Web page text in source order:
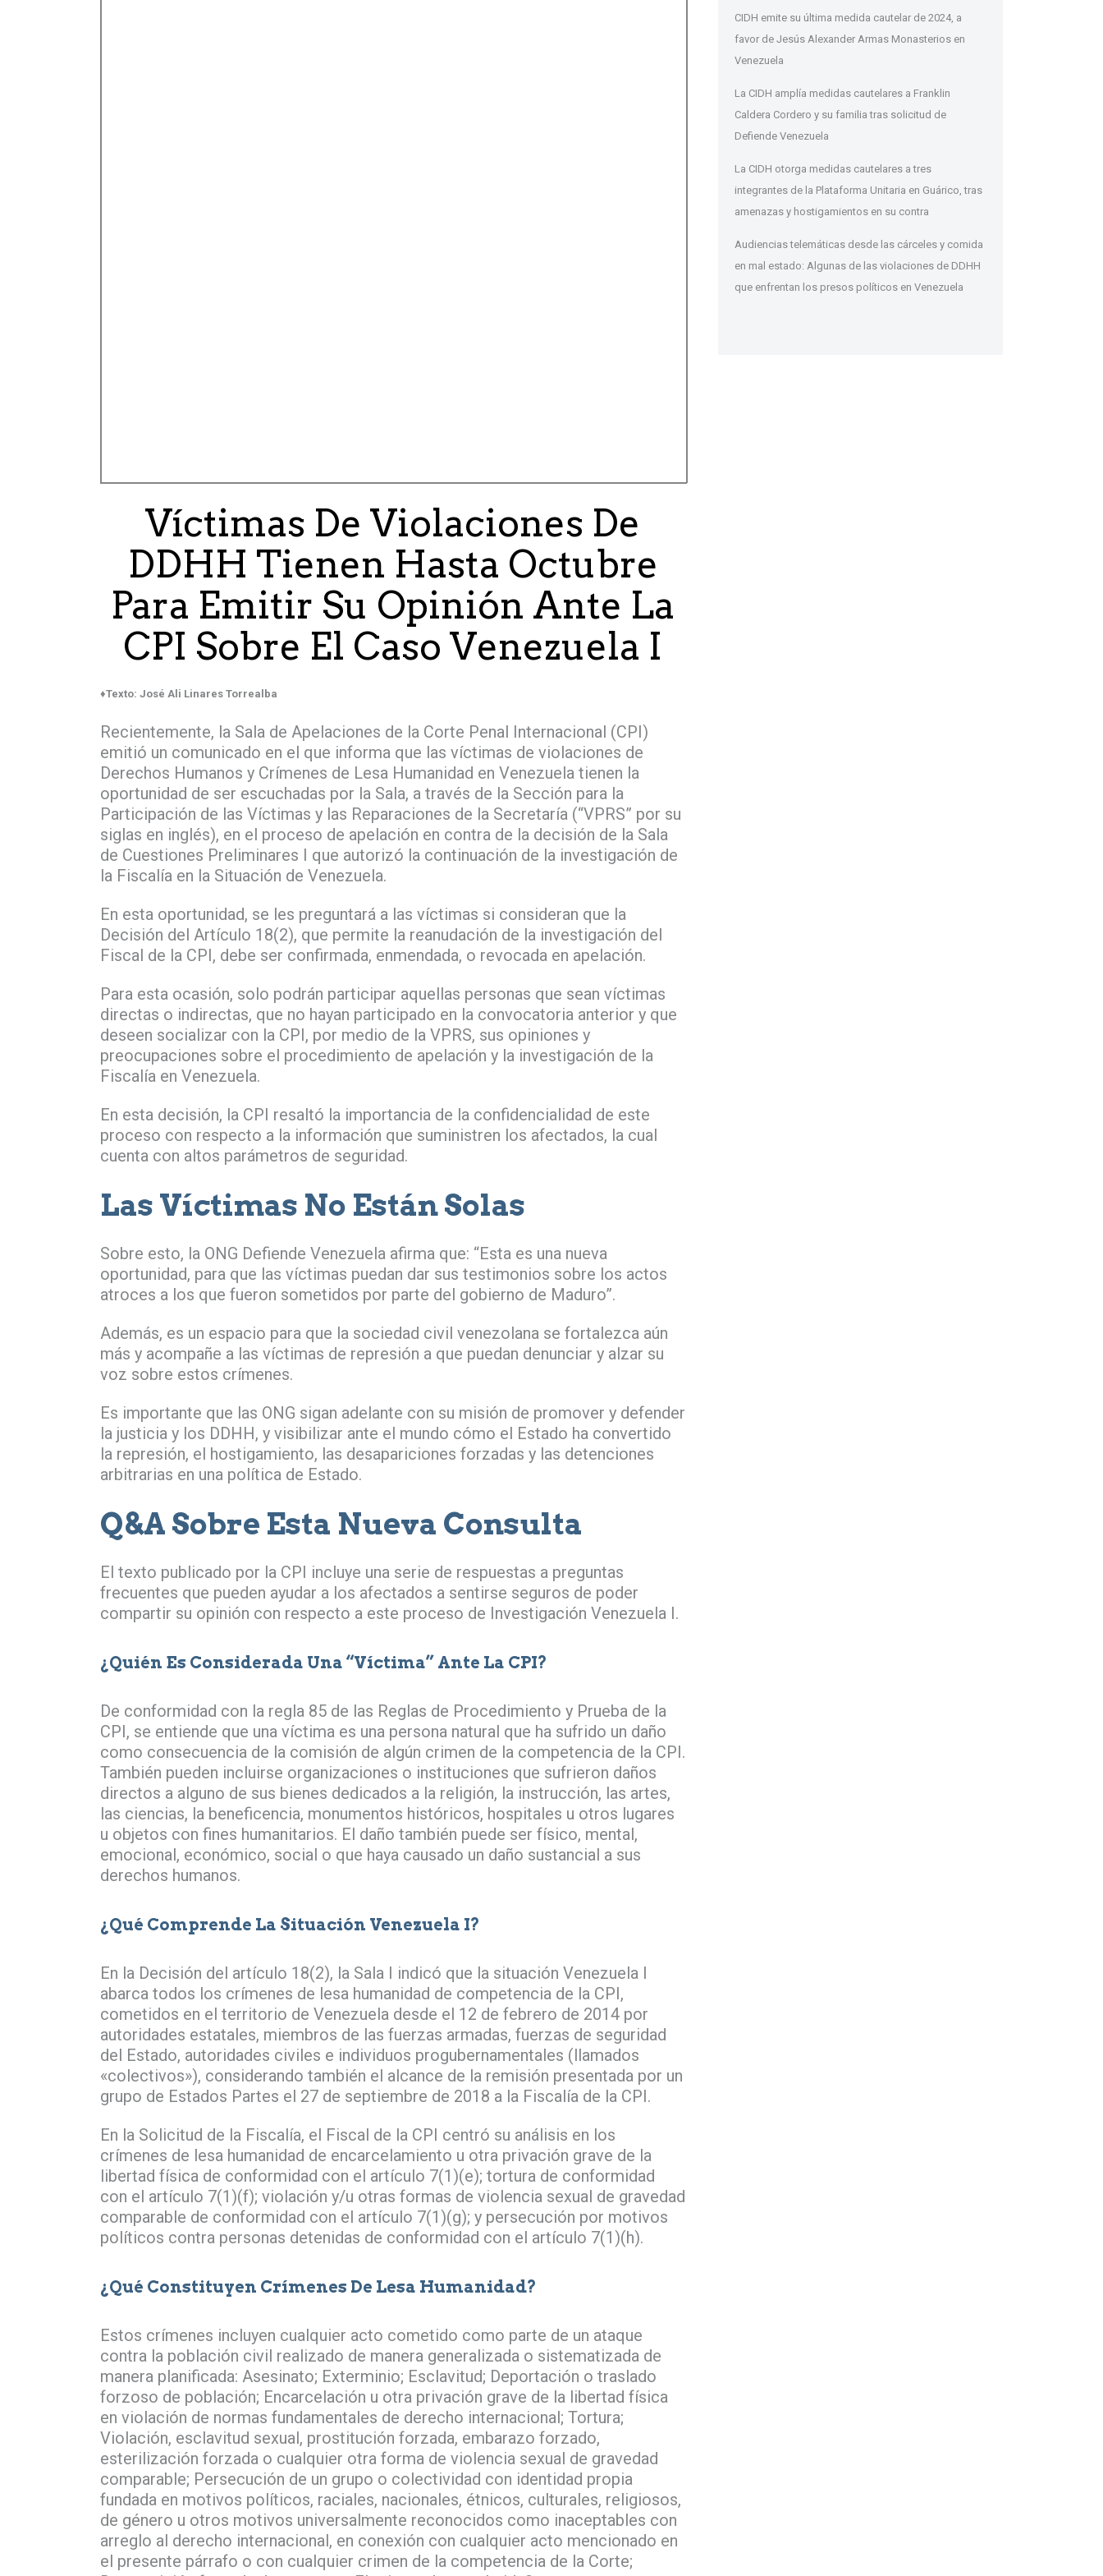
Víctimas De Violaciones De
DDHH Tienen Hasta Octubre
Para Emitir Su Opinión Ante La
CPI Sobre El Caso Venezuela I
♦Texto: José Ali Linares Torrealba
Recientemente, la Sala de Apelaciones de la Corte Penal Internacional (CPI)
emitió un comunicado en el que informa que las víctimas de violaciones de
Derechos Humanos y Crímenes de Lesa Humanidad en Venezuela tienen la
oportunidad de ser escuchadas por la Sala, a través de la Sección para la
Participación de las Víctimas y las Reparaciones de la Secretaría (“VPRS” por su
siglas en inglés), en el proceso de apelación en contra de la decisión de la Sala
de Cuestiones Preliminares I que autorizó la continuación de la investigación de
la Fiscalía en la Situación de Venezuela.
En esta oportunidad, se les preguntará a las víctimas si consideran que la
Decisión del Artículo 18(2), que permite la reanudación de la investigación del
Fiscal de la CPI, debe ser confirmada, enmendada, o revocada en apelación.
Para esta ocasión, solo podrán participar aquellas personas que sean víctimas
directas o indirectas, que no hayan participado en la convocatoria anterior y que
deseen socializar con la CPI, por medio de la VPRS, sus opiniones y
preocupaciones sobre el procedimiento de apelación y la investigación de la
Fiscalía en Venezuela.
En esta decisión, la CPI resaltó la importancia de la confidencialidad de este
proceso con respecto a la información que suministren los afectados, la cual
cuenta con altos parámetros de seguridad.
Las Víctimas No Están Solas
Sobre esto, la ONG Defiende Venezuela afirma que: “Esta es una nueva
oportunidad, para que las víctimas puedan dar sus testimonios sobre los actos
atroces a los que fueron sometidos por parte del gobierno de Maduro”.
Además, es un espacio para que la sociedad civil venezolana se fortalezca aún
más y acompañe a las víctimas de represión a que puedan denunciar y alzar su
voz sobre estos crímenes.
Es importante que las ONG sigan adelante con su misión de promover y defender
la justicia y los DDHH, y visibilizar ante el mundo cómo el Estado ha convertido
la represión, el hostigamiento, las desapariciones forzadas y las detenciones
arbitrarias en una política de Estado.
Q&A Sobre Esta Nueva Consulta
El texto publicado por la CPI incluye una serie de respuestas a preguntas
frecuentes que pueden ayudar a los afectados a sentirse seguros de poder
compartir su opinión con respecto a este proceso de Investigación Venezuela I.
¿Quién Es Considerada Una “víctima” Ante La CPI?
De conformidad con la regla 85 de las Reglas de Procedimiento y Prueba de la
CPI, se entiende que una víctima es una persona natural que ha sufrido un daño
como consecuencia de la comisión de algún crimen de la competencia de la CPI.
También pueden incluirse organizaciones o instituciones que sufrieron daños
directos a alguno de sus bienes dedicados a la religión, la instrucción, las artes,
las ciencias, la beneficencia, monumentos históricos, hospitales u otros lugares
u objetos con fines humanitarios. El daño también puede ser físico, mental,
emocional, económico, social o que haya causado un daño sustancial a sus
derechos humanos.
¿Qué Comprende La Situación Venezuela I?
En la Decisión del artículo 18(2), la Sala I indicó que la situación Venezuela I
abarca todos los crímenes de lesa humanidad de competencia de la CPI,
cometidos en el territorio de Venezuela desde el 12 de febrero de 2014 por
autoridades estatales, miembros de las fuerzas armadas, fuerzas de seguridad
del Estado, autoridades civiles e individuos progubernamentales (llamados
«colectivos»), considerando también el alcance de la remisión presentada por un
grupo de Estados Partes el 27 de septiembre de 2018 a la Fiscalía de la CPI.
En la Solicitud de la Fiscalía, el Fiscal de la CPI centró su análisis en los
crímenes de lesa humanidad de encarcelamiento u otra privación grave de la
libertad física de conformidad con el artículo 7(1)(e); tortura de conformidad
con el artículo 7(1)(f); violación y/u otras formas de violencia sexual de gravedad
comparable de conformidad con el artículo 7(1)(g); y persecución por motivos
políticos contra personas detenidas de conformidad con el artículo 7(1)(h).
¿Qué Constituyen Crímenes De Lesa Humanidad?
Estos crímenes incluyen cualquier acto cometido como parte de un ataque
contra la población civil realizado de manera generalizada o sistematizada de
manera planificada: Asesinato; Exterminio; Esclavitud; Deportación o traslado
forzoso de población; Encarcelación u otra privación grave de la libertad física
en violación de normas fundamentales de derecho internacional; Tortura;
Violación, esclavitud sexual, prostitución forzada, embarazo forzado,
esterilización forzada o cualquier otra forma de violencia sexual de gravedad
comparable; Persecución de un grupo o colectividad con identidad propia
fundada en motivos políticos, raciales, nacionales, étnicos, culturales, religiosos,
de género u otros motivos universalmente reconocidos como inaceptables con
arreglo al derecho internacional, en conexión con cualquier acto mencionado en
el presente párrafo o con cualquier crimen de la competencia de la Corte;
CIDH emite su última medida cautelar de 2024, a
favor de Jesús Alexander Armas Monasterios en
Venezuela
La CIDH amplía medidas cautelares a Franklin
Caldera Cordero y su familia tras solicitud de
Defiende Venezuela
La CIDH otorga medidas cautelares a tres
integrantes de la Plataforma Unitaria en Guárico, tras
amenazas y hostigamientos en su contra
Audiencias telemáticas desde las cárceles y comida
en mal estado: Algunas de las violaciones de DDHH
que enfrentan los presos políticos en Venezuela